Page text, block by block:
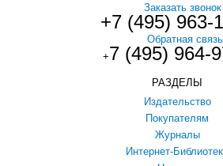
Заказать звонок
+7 (495) 963-
Обратная связь
+7 (495) 964-
РАЗДЕЛЫ
Издательство
Покупателям
Журналы
Интернет-